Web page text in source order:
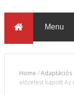
Home /Adaptációs
előzetest kapott Az